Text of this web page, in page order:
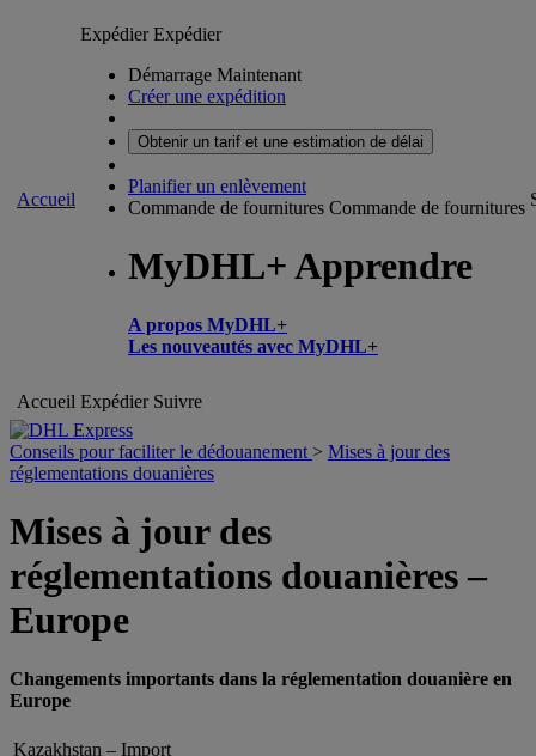
Accueil
ExpédierExpédier
Démarrage Maintenant
Créer une expédition
Obtenir un tarif et une estimation de délai
Planifier un enlèvement
Commande de fournitures Commande de fournitures
MyDHL+ Apprendre
A propos MyDHL+
Les nouveautés avec MyDHL+
Accueil Expédier Suivre
Conseils pour faciliter le dédouanement > Mises à jour des
réglementations douanières
Mises à jour des
réglementations douanières –
Europe
Changements importants dans la réglementation douanière en
Europe
Kazakhstan – Import